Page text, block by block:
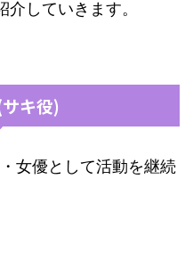
介していきます。
キ役)
女優として活動を継続